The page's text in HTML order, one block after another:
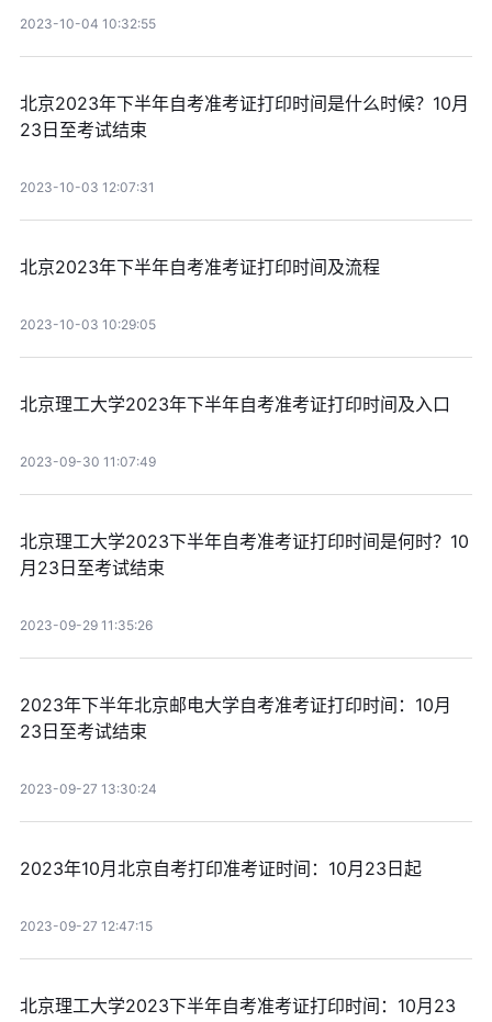
2023-10-04 10:32:55
北京2023年下半年自考准考证打印时间是什么时候？10月
23日至考试结束
2023-10-03 12:07:31
北京2023年下半年自考准考证打印时间及流程
2023-10-03 10:29:05
北京理工大学2023年下半年自考准考证打印时间及入口
2023-09-30 11:07:49
北京理工大学2023下半年自考准考证打印时间是何时？10
月23日至考试结束
2023-09-29 11:35:26
2023年下半年北京邮电大学自考准考证打印时间：10月
23日至考试结束
2023-09-27 13:30:24
2023年10月北京自考打印准考证时间：10月23日起
2023-09-27 12:47:15
北京理工大学2023下半年自考准考证打印时间：10月23